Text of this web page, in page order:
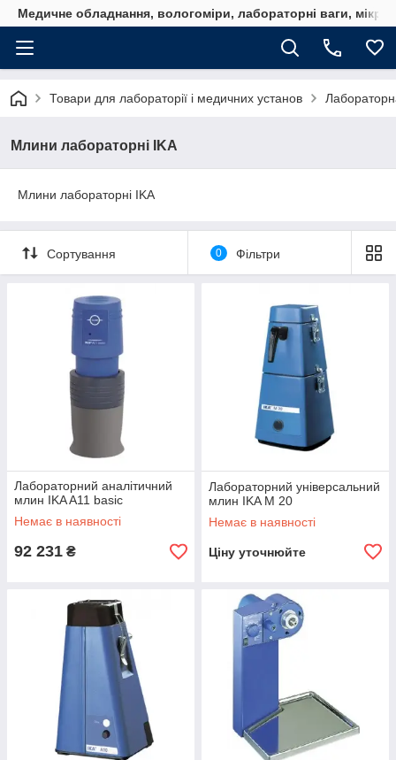
Медичне обладнання, вологоміри, лабораторні ваги,
Товари для лабораторії і медичних установ
Млини лабораторні IKA
Млини лабораторні IKA
Сортування 0 Фільтри
Лабораторний аналітичний
млин IKA A11 basic
Немає в наявності
92 231 ₴
Лабораторний універсальний
млин IKA M 20
Немає в наявності
Ціну уточнюйте